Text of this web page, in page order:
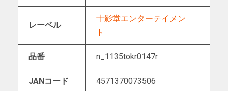
レーベル
十影堂エンターテイメン
ト
品番 n_1135tokr0147r
JANコード 4571370073506